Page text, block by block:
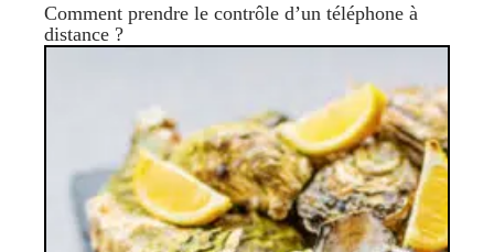
Comment prendre le contrôle d’un téléphone à
distance ?